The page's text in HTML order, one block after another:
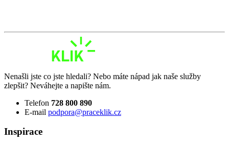
Nenašli jste co jste hledali? Nebo máte nápad jak naše služby
zlepšit? Neváhejte a napište nám.
Telefon 728 800 890
E-mail podpora@praceklik.cz
Inspirace